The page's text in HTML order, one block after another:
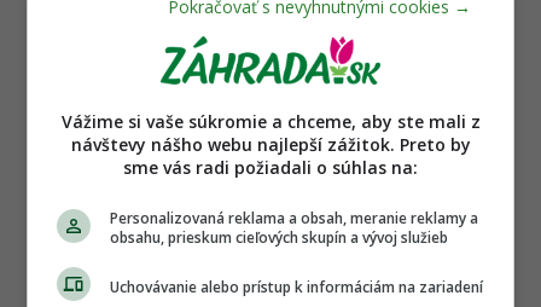
Recepty zo záhrady
Vážime si vaše súkromie a chceme, aby ste mali z
návštevy nášho webu najlepší zážitok. Preto by
sme vás radi požiadali o súhlas na:
Personalizovaná reklama a obsah, meranie reklamy a
obsahu, prieskum cieľových skupín a vývoj služieb
Uchovávanie alebo prístup k informáciám na zariadení